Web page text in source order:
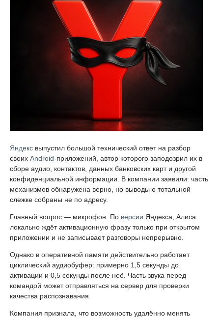
Яндекс выпустил большой технический ответ на разбор
своих Android-приложений, автор которого заподозрил их в
сборе аудио, контактов, данных банковских карт и другой
конфиденциальной информации. В компании заявили: часть
механизмов обнаружена верно, но выводы о тотальной
слежке собраны не по адресу.
Главный вопрос — микрофон. По версии Яндекса, Алиса
локально ждёт активационную фразу только при открытом
приложении и не записывает разговоры непрерывно.
Однако в оперативной памяти действительно работает
циклический аудиобуфер: примерно 1,5 секунды до
активации и 0,5 секунды после неё. Часть звука перед
командой может отправляться на сервер для проверки
качества распознавания.
Компания признала, что возможность удалённо менять